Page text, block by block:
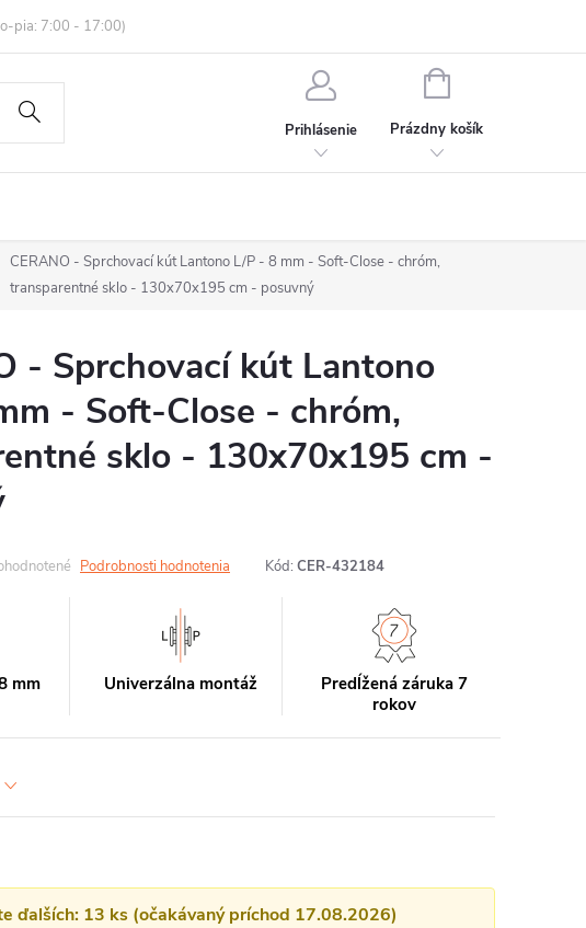
Podmienky ochrany osobných údajov
Prihlásenie
NÁKUPNÝ
Prázdny košík
CERANO - Sprchovací kút Lantono L/P - 8 mm - Soft-Close - chróm,
transparentné sklo - 130x70x195 cm - posuvný
- Sprchovací kút Lantono
- Soft-Close - chróm,
sklo - 130x70x195 cm -
Podrobnosti hodnotenia Kód: CER-432184
mm Univerzálna montáž
Predĺžená záruka 7
rokov
ďalších: 13 ks (očakávaný príchod 17.08.2026)